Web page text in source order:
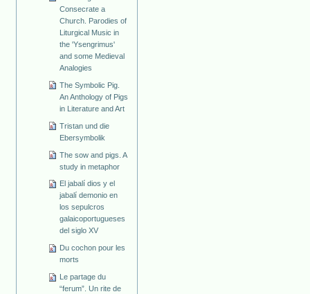
Consecrate a
Church. Parodies of
Liturgical Music in
the 'Ysengrimus'
and some Medieval
Analogies
The Symbolic Pig.
An Anthology of Pigs
in Literature and Art
Tristan und die
Ebersymbolik
The sow and pigs. A
study in metaphor
El jabalí dios y el
jabalí demonio en
los sepulcros
galaicoportugueses
del siglo XV
Du cochon pour les
morts
Le partage du
“ferum”. Un rite de